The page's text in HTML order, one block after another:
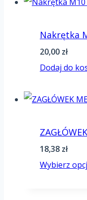
Nakrętka
20,00 zł
Dodaj do
18,38 zł
Wybierz